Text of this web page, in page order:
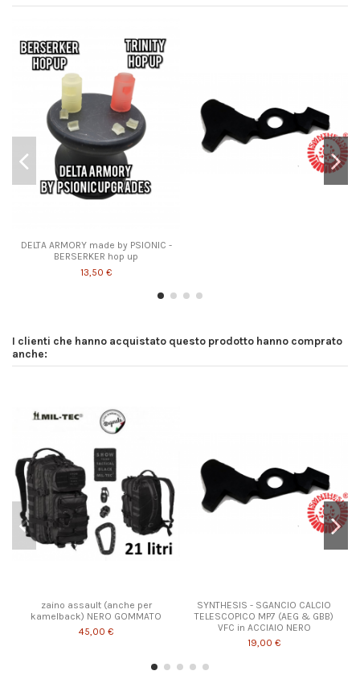
DELTA ARMORY made by PSIONIC -
BERSERKER hop up
13,50 €
I clienti che hanno acquistato questo prodotto hanno comprato
anche:
zaino assault (anche per
kamelback) NERO GOMMATO
45,00 €
SYNTHESIS - SGANCIO CALCIO
TELESCOPICO MP7 (AEG & GBB)
VFC in ACCIAIO NERO
19,00 €